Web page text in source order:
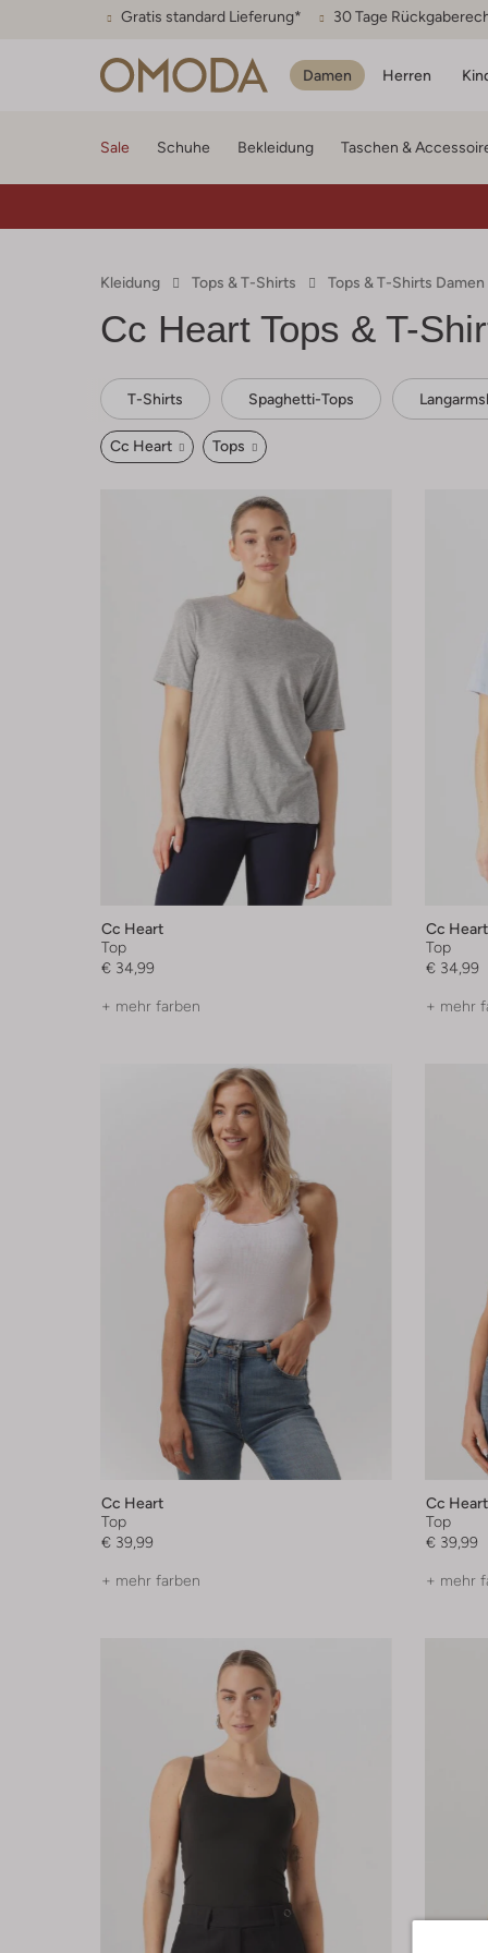
Gratis standard Lieferung* 30 Tage
Damen Herren
Sale Schuhe Bekleidung Taschen &
Kleidung Tops & T-Shirts Tops & T-Shirts Damen
Cc Heart Tops & T-
T-Shirts Spaghetti-Tops
Cc Heart Tops
Cc Heart
Top
€ 34,99
+ mehr farben
Cc Heart
Top
€ 34,99
+ mehr
Cc Heart
Top
€ 39,99
+ mehr farben
Cc Heart
Top
€ 39,99
+ mehr